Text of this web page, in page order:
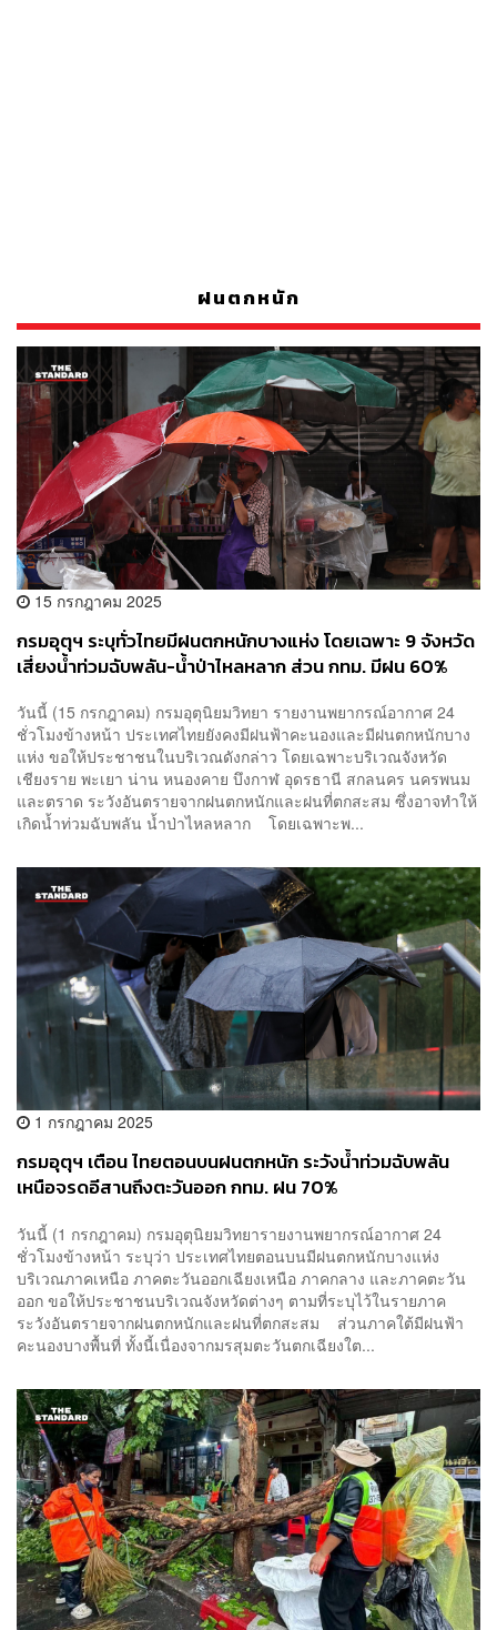
ฝนตกหนัก
15 กรกฎาคม 2025
กรมอุตุฯ ระบุทั่วไทยมีฝนตกหนักบางแห่ง โดยเฉพาะ 9 จังหวัด
เสี่ยงน้ำท่วมฉับพลัน-น้ำป่าไหลหลาก ส่วน กทม. มีฝน 60%
วันนี้ (15 กรกฎาคม) กรมอุตุนิยมวิทยา รายงานพยากรณ์อากาศ 24
ชั่วโมงข้างหน้า ประเทศไทยยังคงมีฝนฟ้าคะนองและมีฝนตกหนักบาง
แห่ง ขอให้ประชาชนในบริเวณดังกล่าว โดยเฉพาะบริเวณจังหวัด
เชียงราย พะเยา น่าน หนองคาย บึงกาฬ อุดรธานี สกลนคร นครพนม
และตราด ระวังอันตรายจากฝนตกหนักและฝนที่ตกสะสม ซึ่งอาจทำให้
เกิดน้ำท่วมฉับพลัน น้ำป่าไหลหลาก โดยเฉพาะพ...
1 กรกฎาคม 2025
กรมอุตุฯ เตือน ไทยตอนบนฝนตกหนัก ระวังน้ำท่วมฉับพลัน
เหนือจรดอีสานถึงตะวันออก กทม. ฝน 70%
วันนี้ (1 กรกฎาคม) กรมอุตุนิยมวิทยารายงานพยากรณ์อากาศ 24
ชั่วโมงข้างหน้า ระบุว่า ประเทศไทยตอนบนมีฝนตกหนักบางแห่ง
บริเวณภาคเหนือ ภาคตะวันออกเฉียงเหนือ ภาคกลาง และภาคตะวัน
ออก ขอให้ประชาชนบริเวณจังหวัดต่างๆ ตามที่ระบุไว้ในรายภาค
ระวังอันตรายจากฝนตกหนักและฝนที่ตกสะสม ส่วนภาคใต้มีฝนฟ้า
คะนองบางพื้นที่ ทั้งนี้เนื่องจากมรสุมตะวันตกเฉียงใต...